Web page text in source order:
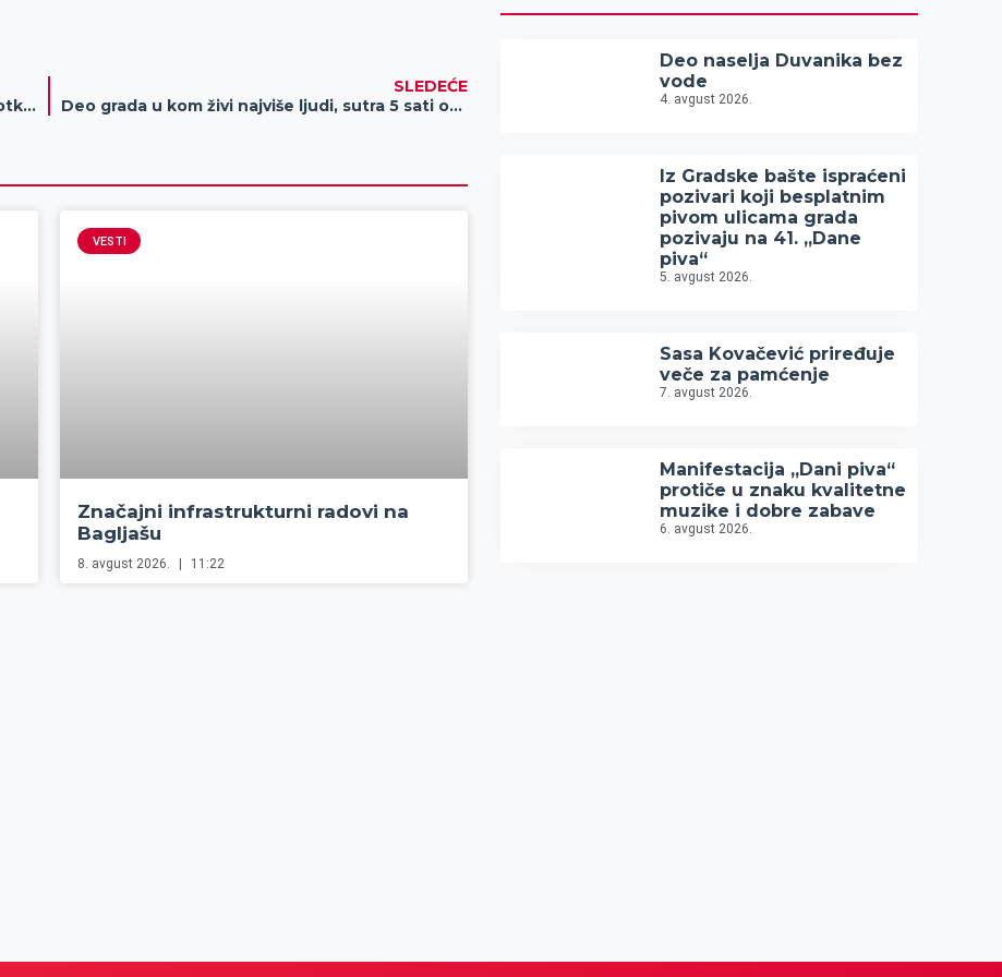
dr Hostić: “ Rak je izlečiva bolest,ukoliko se otkrije na vreme“
SLEDEĆE
Deo grada u kom živi najviše ljudi, sutra 5 sati ostaje bez struje
VESTI
Značajni infrastrukturni radovi na
Bagljašu
8. avgust 2026. 11:22
Deo naselja Duvanika bez
vode
4. avgust 2026.
Iz Gradske bašte ispraćeni
pozivari koji besplatnim
pivom ulicama grada
pozivaju na 41. „Dane
piva“
5. avgust 2026.
Sasa Kovačević priređuje
veče za pamćenje
7. avgust 2026.
Manifestacija „Dani piva“
protiče u znaku kvalitetne
muzike i dobre zabave
6. avgust 2026.